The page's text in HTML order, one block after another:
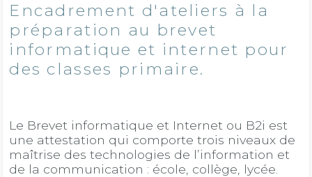
Encadrement d'ateliers à la
préparation au brevet
informatique et internet pour
des classes primaire.
Le Brevet informatique et Internet ou B2i est
une attestation qui comporte trois niveaux de
maîtrise des technologies de l’information et
de la communication : école, collège, lycée.